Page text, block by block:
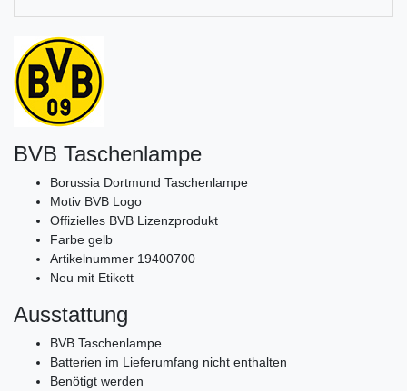
BVB Taschenlampe
Borussia Dortmund Taschenlampe
Motiv BVB Logo
Offizielles BVB Lizenzprodukt
Farbe gelb
Artikelnummer 19400700
Neu mit Etikett
Ausstattung
BVB Taschenlampe
Batterien im Lieferumfang nicht enthalten
Benötigt werden